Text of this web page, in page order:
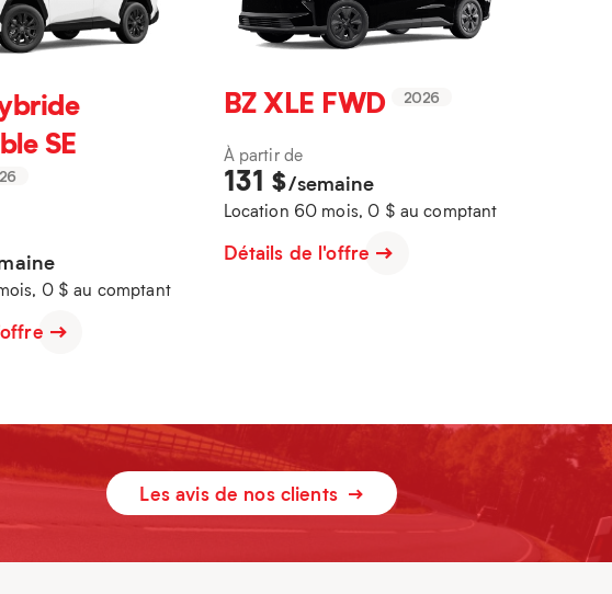
SE
0 $ au comptant
BZ XLE FWD 2026
À partir de
131 $/semaine
Location 60 mois, 0 $ au comptant
Détails de l'offre
Les avis de nos clients